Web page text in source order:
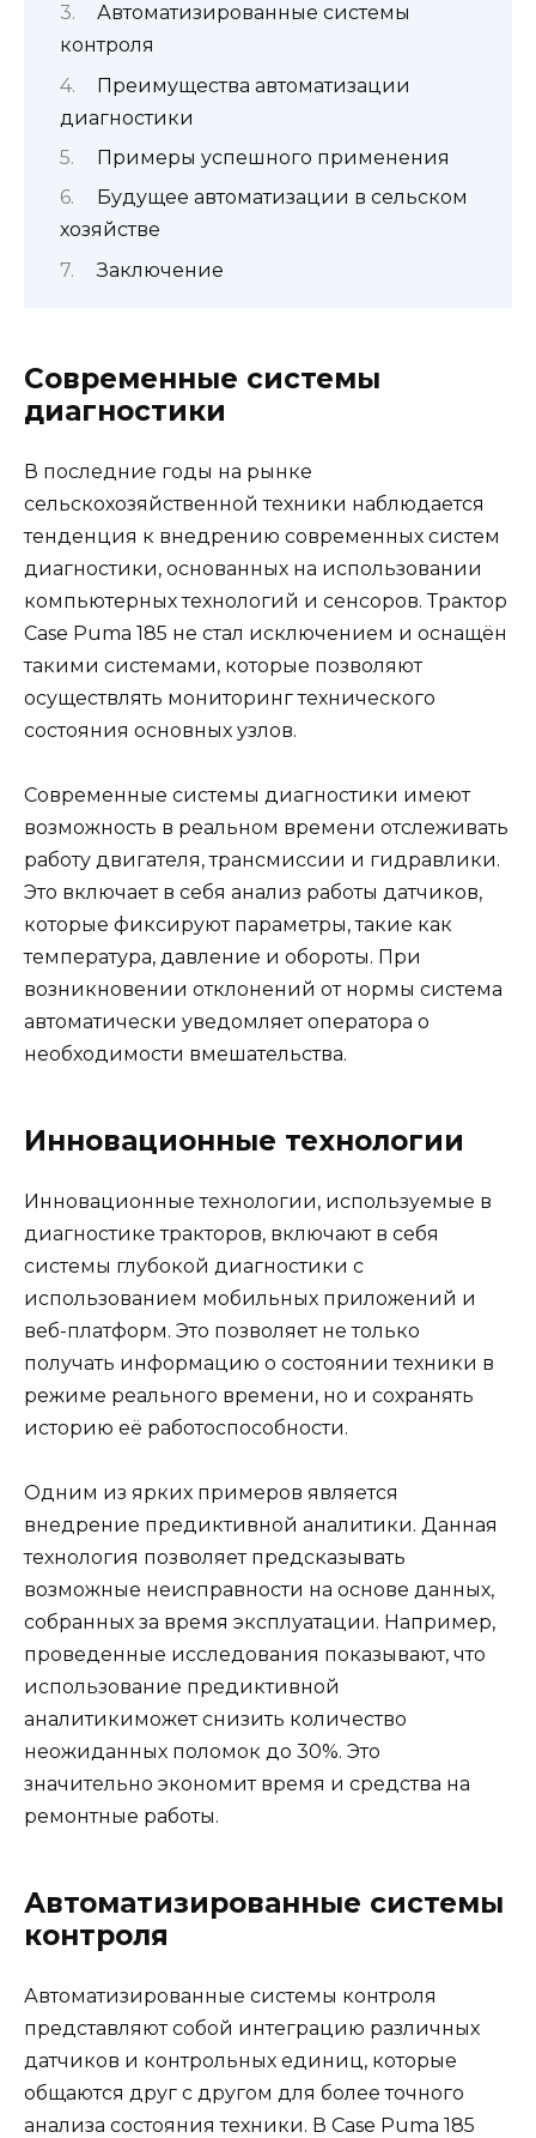
Автоматизированные системы
контроля
Преимущества автоматизации
диагностики
Примеры успешного применения
Будущее автоматизации в сельском
хозяйстве
Заключение
Современные системы
диагностики
В последние годы на рынке
сельскохозяйственной техники наблюдается
тенденция к внедрению современных систем
диагностики, основанных на использовании
компьютерных технологий и сенсоров. Трактор
Case Puma 185 не стал исключением и оснащён
такими системами, которые позволяют
осуществлять мониторинг технического
состояния основных узлов.
Современные системы диагностики имеют
возможность в реальном времени отслеживать
работу двигателя, трансмиссии и гидравлики.
Это включает в себя анализ работы датчиков,
которые фиксируют параметры, такие как
температура, давление и обороты. При
возникновении отклонений от нормы система
автоматически уведомляет оператора о
необходимости вмешательства.
Инновационные технологии
Инновационные технологии, используемые в
диагностике тракторов, включают в себя
системы глубокой диагностики с
использованием мобильных приложений и
веб-платформ. Это позволяет не только
получать информацию о состоянии техники в
режиме реального времени, но и сохранять
историю её работоспособности.
Одним из ярких примеров является
внедрение предиктивной аналитики. Данная
технология позволяет предсказывать
возможные неисправности на основе данных,
собранных за время эксплуатации. Например,
проведенные исследования показывают, что
использование предиктивной
аналитикиможет снизить количество
неожиданных поломок до 30%. Это
значительно экономит время и средства на
ремонтные работы.
Автоматизированные системы
контроля
Автоматизированные системы контроля
представляют собой интеграцию различных
датчиков и контрольных единиц, которые
общаются друг с другом для более точного
анализа состояния техники. В Case Puma 185